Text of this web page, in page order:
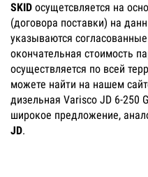
SKID осущетсвляется на
(договора поставки) на
указываются
окончательная стоимость
осуществляется по всей
можете найти на нашем
дизельная Varisco JD 6-250
широкое предложение,
JD.